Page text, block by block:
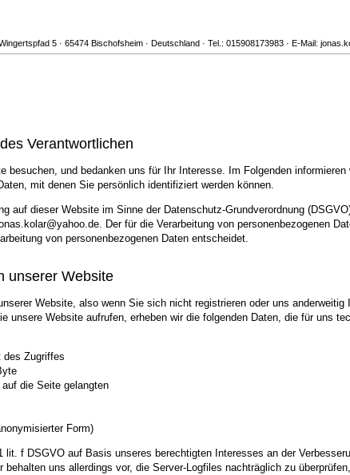
5 · 65474 Bischofsheim · Deutschland · Tel.: 015908173983 · E-Mail:
Verantwortlichen
besuchen, und bedanken uns für Ihr Interesse. Im Folgenden
mit denen Sie persönlich identifiziert werden können.
auf dieser Website im Sinne der Datenschutz-Grundverordnung
Der für die Verarbeitung von personenbezogenen
von personenbezogenen Daten entscheidet.
unserer Website
Website, also wenn Sie sich nicht registrieren oder uns
unsere Website aufrufen, erheben wir die folgenden Daten, die für uns
des Zugriffes
die Seite gelangten
Form)
lit. f DSGVO auf Basis unseres berechtigten Interesses an der
uns allerdings vor, die Server-Logfiles nachträglich zu